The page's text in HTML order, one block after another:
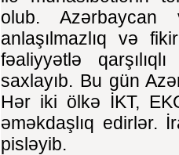
olub. Azərbaycan
anlaşılmazlıq və
fəaliyyətlə
saxlayıb. Bu gün
Hər iki ölkə İKT,
əməkdaşlıq edirlər.
pisləyib.